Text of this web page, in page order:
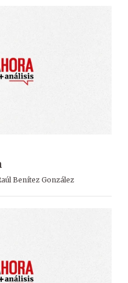
Benítez González